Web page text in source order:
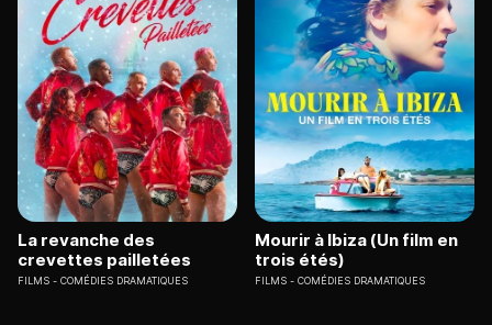
La revanche des
crevettes pailletées
FILMS COMÉDIES DRAMATIQUES
Mourir à Ibiza (Un film en
trois étés)
FILMS COMÉDIES DRAMATIQUES